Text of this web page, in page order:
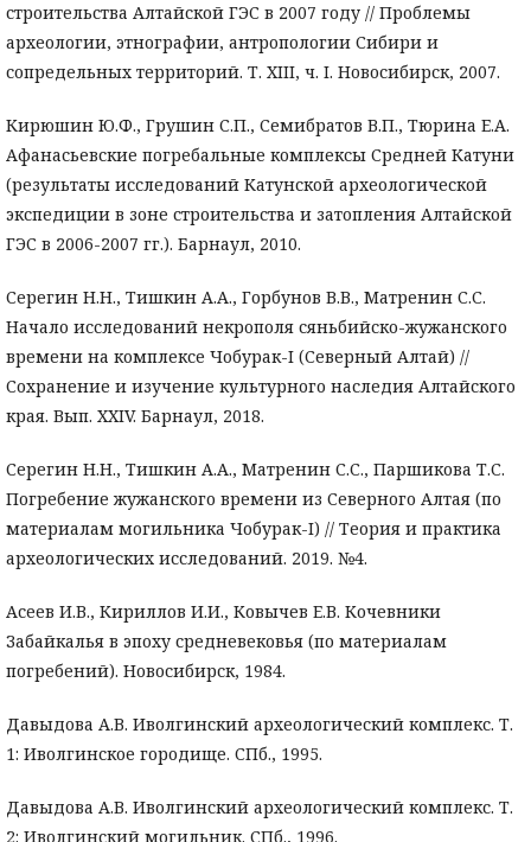
строительства Алтайской ГЭС в 2007 году // Проблемы
археологии, этнографии, антропологии Сибири и
сопредельных территорий. Т. XIII, ч. I. Новосибирск, 2007.
Кирюшин Ю.Ф., Грушин С.П., Семибратов В.П., Тюрина Е.А.
Афанасьевские погребальные комплексы Средней Катуни
(результаты исследований Катунской археологической
экспедиции в зоне строительства и затопления Алтайской
ГЭС в 2006-2007 гг.). Барнаул, 2010.
Серегин Н.Н., Тишкин А.А., Горбунов В.В., Матренин С.С.
Начало исследований некрополя сяньбийско-жужанского
времени на комплексе Чобурак-I (Северный Алтай) //
Сохранение и изучение культурного наследия Алтайского
края. Вып. XXIV. Барнаул, 2018.
Серегин Н.Н., Тишкин А.А., Матренин С.С., Паршикова Т.С.
Погребение жужанского времени из Северного Алтая (по
материалам могильника Чобурак-I) // Теория и практика
археологических исследований. 2019. №4.
Асеев И.В., Кириллов И.И., Ковычев Е.В. Кочевники
Забайкалья в эпоху средневековья (по материалам
погребений). Новосибирск, 1984.
Давыдова А.В. Иволгинский археологический комплекс. Т.
1: Иволгинское городище. СПб., 1995.
Давыдова А.В. Иволгинский археологический комплекс. Т.
2: Иволгинский могильник. СПб., 1996.